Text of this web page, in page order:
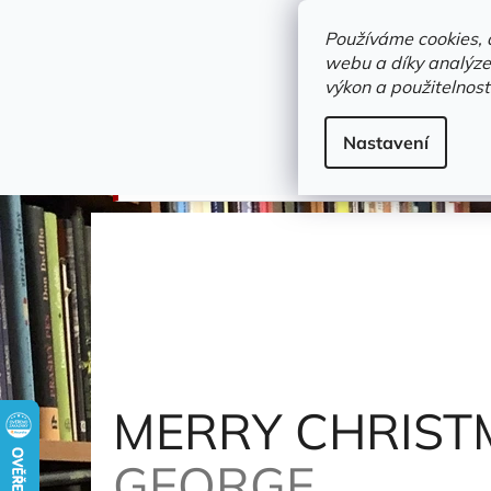
Používáme
webu a díky
výkon a
Nastavení
Novinky Trvalky a
MERRY CHRISTMAS STRAIT TO YOU!Strait
MERRY